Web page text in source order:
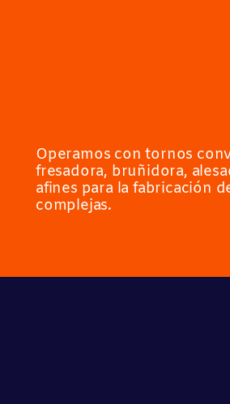
Operamos con tornos
fresadora, bruñidora,
afines para la fabricación
complejas.